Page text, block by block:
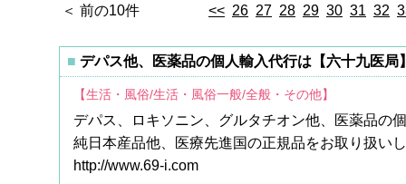
＜ 前の10件 << 26 27 28 29 30 31 32
デパス他、医薬品の個人輸入代行は【六十九医局
【生活・風俗/生活・風俗一般/全般・その他】
デパス、ロキソニン、グルタチオン他、医薬品の
純日本産品他、医療先進国の正規品をお取り扱
http://www.69-i.com